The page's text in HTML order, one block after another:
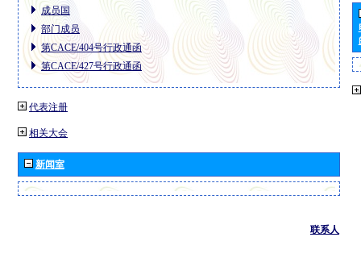
成员国
部门成员
第CACE/404号行政通函
第CACE/427号行政通函
代表注册
相关大会
新闻室
联系人